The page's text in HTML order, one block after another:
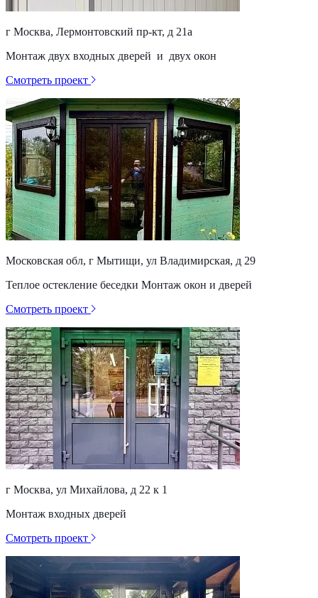
г Москва, Лермонтовский пр-кт, д 21а
Монтаж двух входных дверей и двух окон
Смотреть проект
Московская обл, г Мытищи, ул Владимирская, д 29
Теплое остекление беседки Монтаж окон и дверей
Смотреть проект
г Москва, ул Михайлова, д 22 к 1
Монтаж входных дверей
Смотреть проект